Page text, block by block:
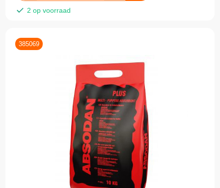
2 op voorraad
385069